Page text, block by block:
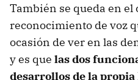
También se queda en el
reconocimiento de voz
ocasión de ver en las
y es que las dos
desarrollos de la